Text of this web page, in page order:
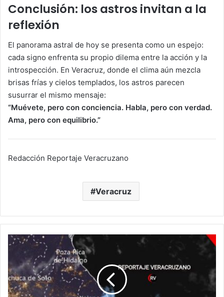
Conclusión: los astros invitan a la
reflexión
El panorama astral de hoy se presenta como un espejo:
cada signo enfrenta su propio dilema entre la acción y la
introspección. En Veracruz, donde el clima aún mezcla
brisas frías y cielos templados, los astros parecen
susurrar el mismo mensaje:
“Muévete, pero con conciencia. Habla, pero con verdad.
Ama, pero con equilibrio.”
Redacción Reportaje Veracruzano
Veracruz
Pronóstico
Clima
en
Veracruz:
Recuperación